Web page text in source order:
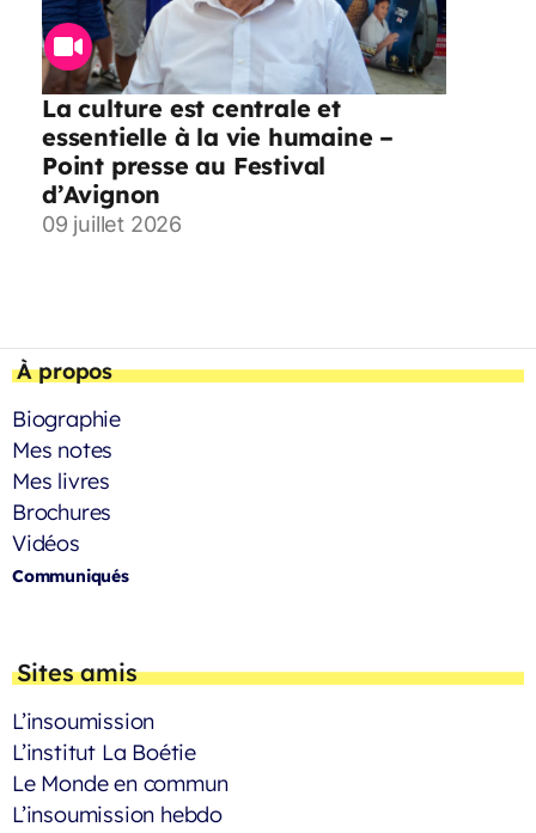
La culture est centrale et
essentielle à la vie humaine –
Point presse au Festival
d’Avignon
09 juillet 2026
À propos
Biographie
Mes notes
Mes livres
Brochures
Vidéos
Communiqués
Sites amis
L’insoumission
L’institut La Boétie
Le Monde en commun
L’insoumission hebdo